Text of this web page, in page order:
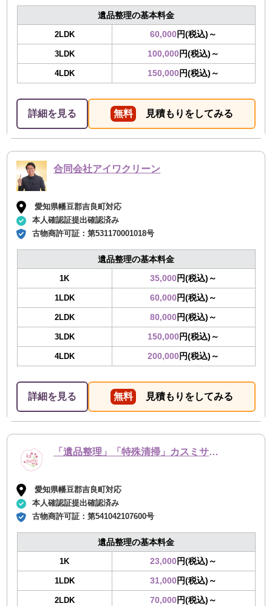
遺品整理の基本料金
2LDK 60,000円(税込)～
3LDK 100,000円(税込)～
4LDK 150,000円(税込)～
詳細を見る 無料 見積もりをしてみる
合同会社アイワクリーン
愛知県幡豆郡吉良町対応
本人確認証提出確認済み
古物商許可証：第531170001018号
遺品整理の基本料金
1K 35,000円(税込)～
1LDK 60,000円(税込)～
2LDK 80,000円(税込)～
3LDK 150,000円(税込)～
4LDK 200,000円(税込)～
詳細を見る 無料 見積もりをしてみる
「遺品整理」「特殊清掃」カスミサービス
愛知県幡豆郡吉良町対応
本人確認証提出確認済み
古物商許可証：第541042107600号
遺品整理の基本料金
1K 23,000円(税込)～
1LDK 31,000円(税込)～
2LDK 70,000円(税込)～